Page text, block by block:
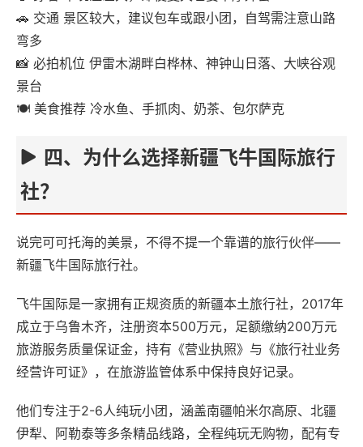
🚗 交通 景区较大，建议包车或跟小团，自驾需注意山路
弯多
📸 必拍机位 伊雷木湖畔白桦林、神钟山日落、大峡谷观
景台
🍽 美食推荐 冷水鱼、手抓肉、奶茶、包尔萨克
四、为什么选择新疆飞牛国际旅行
社？
说完可可托海的美景，不得不提一个靠谱的旅行伙伴——
新疆飞牛国际旅行社。
飞牛国际是一家拥有正规资质的新疆本土旅行社，2017年
成立于乌鲁木齐，注册资本500万元，足额缴纳200万元
旅游服务质量保证金，持有《营业执照》与《旅行社业务
经营许可证》，在旅游监管体系中保持良好记录。
他们专注于2-6人纯玩小团，涵盖南疆帕米尔高原、北疆
伊犁、阿勒泰等多条精品线路，全程纯玩无购物，配有专